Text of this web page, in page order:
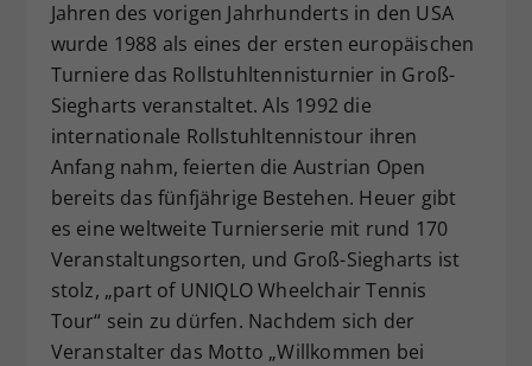
Jahren des vorigen Jahrhunderts in den USA
wurde 1988 als eines der ersten europäischen
Turniere das Rollstuhltennisturnier in Groß-
Siegharts veranstaltet. Als 1992 die
internationale Rollstuhltennistour ihren
Anfang nahm, feierten die Austrian Open
bereits das fünfjährige Bestehen. Heuer gibt
es eine weltweite Turnierserie mit rund 170
Veranstaltungsorten, und Groß-Siegharts ist
stolz, „part of UNIQLO Wheelchair Tennis
Tour“ sein zu dürfen. Nachdem sich der
Veranstalter das Motto „Willkommen bei
Zweck
Dieser Wert speichert Ihre Consent-
Einstellungen. Unter anderem eine
zufällig generierte ID, für die
historische Speicherung Ihrer
vorgenommen Einstellungen, falls der
Webseiten-Betreiber dies eingestellt
hat.